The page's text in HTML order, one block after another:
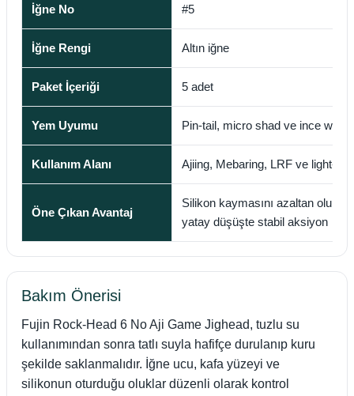
İğne No #5
İğne Rengi Altın iğne
Paket İçeriği 5 adet
Yem Uyumu Pin-tail, micro shad ve ince
Kullanım Alanı Ajiing, Mebaring, LRF ve light-
Öne Çıkan Avantaj
Silikon kaymasını azaltan
yatay düşüşte stabil aksiyon
Bakım Önerisi
Fujin Rock-Head 6 No Aji Game Jighead, tuzlu su
kullanımından sonra tatlı suyla hafifçe durulanıp kuru
şekilde saklanmalıdır. İğne ucu, kafa yüzeyi ve
silikonun oturduğu oluklar düzenli olarak kontrol